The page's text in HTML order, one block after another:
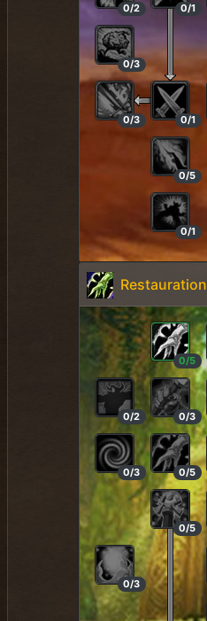
0/2 0/1
0/3
0/3 0/1
0/5
0/1
Restauration
0/5
0/2 0/3
0/3 0/5
0/5
0/3